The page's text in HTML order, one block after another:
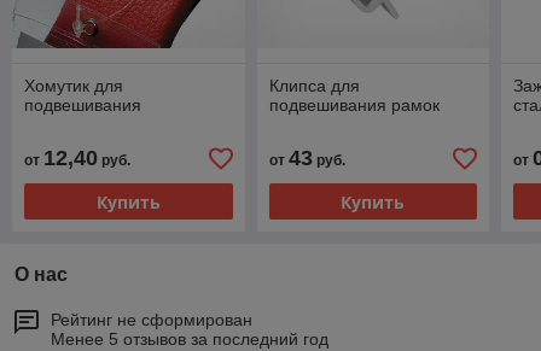
Хомутик для
подвешивания
от 12,40 руб.
Купить
Клипса для
подвешивания рамок
от 43руб.
Купить
от
О нас
Рейтинг не сформирован
Менее 5 отзывов за последний год